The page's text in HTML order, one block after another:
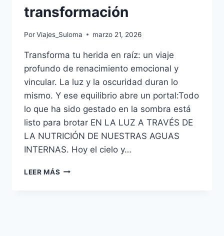
transformación
PorViajes_Suloma marzo 21, 2026
Transforma tu herida en raíz: un viaje
profundo de renacimiento emocional y
vincular. La luz y la oscuridad duran lo
mismo. Y ese equilibrio abre un portal:Todo
lo que ha sido gestado en la sombra está
listo para brotar EN LA LUZ A TRAVÉS DE
LA NUTRICIÓN DE NUESTRAS AGUAS
INTERNAS. Hoy el cielo y…
LEER MÁS